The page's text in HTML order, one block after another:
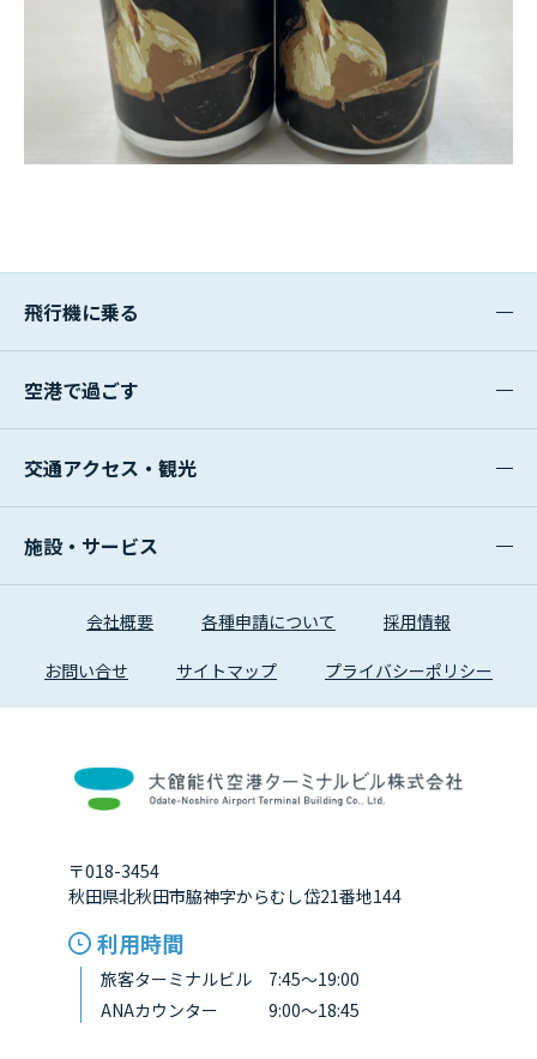
飛行機に乗る
空港で過ごす
交通アクセス・観光
施設・サービス
会社概要 各種申請について 採用情報
お問い合せ サイトマップ プライバシーポリシー
〒018-3454
秋田県北秋田市脇神字からむし岱21番地144
利用時間
旅客ターミナルビル 7:45～19:00
ANAカウンター 9:00～18:45